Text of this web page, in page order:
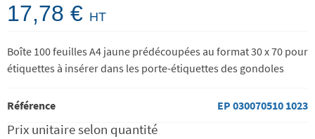
17,78 € HT
Boîte 100 feuilles A4 jaune prédécoupées au format 30 x 70 pour
étiquettes à insérer dans les porte-étiquettes des gondoles
Référence EP 030070510 1023
Prix unitaire selon quantité